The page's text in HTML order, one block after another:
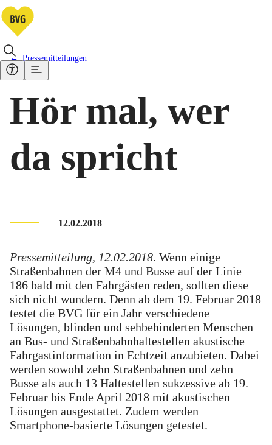
Pressemitteilungen
Hör mal, wer
da spricht
12.02.2018
Pressemitteilung, 12.02.2018. Wenn einige
Straßenbahnen der M4 und Busse auf der Linie
186 bald mit den Fahrgästen reden, sollten diese
sich nicht wundern. Denn ab dem 19. Februar 2018
testet die BVG für ein Jahr verschiedene
Lösungen, blinden und sehbehinderten Menschen
an Bus- und Straßenbahnhaltestellen akustische
Fahrgastinformation in Echtzeit anzubieten. Dabei
werden sowohl zehn Straßenbahnen und zehn
Busse als auch 13 Haltestellen sukzessive ab 19.
Februar bis Ende April 2018 mit akustischen
Lösungen ausgestattet. Zudem werden
Smartphone-basierte Lösungen getestet.